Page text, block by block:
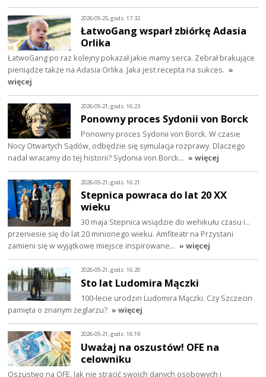
2026-05-25, godz. 17:32
ŁatwoGang wsparł zbiórkę Adasia
Orlika
ŁatwoGang po raz kolejny pokazał jakie mamy serca. Zebrał brakujące
pieniądze także na Adasia Orlika. Jaka jest recepta na sukces. »
więcej
2026-05-21, godz. 16:23
Ponowny proces Sydonii von Borck
Ponowny proces Sydonii von Borck. W czasie
Nocy Otwartych Sądów, odbędzie się symulacja rozprawy. Dlaczego
nadal wracamy do tej historii? Sydonia von Borck… » więcej
2026-05-21, godz. 16:21
Stepnica powraca do lat 20 XX
wieku
30 maja Stepnica wsiądzie do wehikułu czasu i…
przeniesie się do lat 20 minionego wieku. Amfiteatr na Przystani
zamieni się w wyjątkowe miejsce inspirowane… » więcej
2026-05-21, godz. 16:20
Sto lat Ludomira Mączki
100-lecie urodzin Ludomira Mączki. Czy Szczecin
pamięta o znanym żeglarzu? » więcej
2026-05-21, godz. 16:19
Uważaj na oszustów! OFE na
celowniku
Oszustwo na OFE. Jak nie stracić swoich danych osobowych i